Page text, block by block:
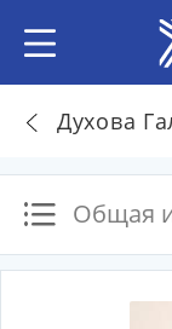
Духова
Общая